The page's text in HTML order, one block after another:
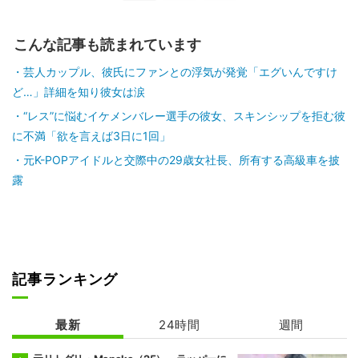
こんな記事も読まれています
芸人カップル、彼氏にファンとの浮気が発覚「エグいんですけ
ど…」詳細を知り彼女は涙
“レス”に悩むイケメンバレー選手の彼女、スキンシップを拒む彼
に不満「欲を言えば3日に1回」
元K-POPアイドルと交際中の29歳女社長、所有する高級車を披
露
記事ランキング
最新 24時間 週間